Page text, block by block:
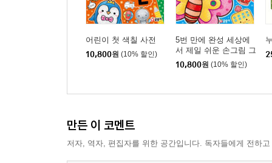
어린이 첫 색칠 사전
10,800원 (10% 할인)
5번 만에 완성 세상에
서 제일 쉬운 손그림 그
리기 사전
10,800원 (10% 할인)
만든 이 코멘트
저자, 역자, 편집자를 위한 공간입니다. 독자들에게 전하